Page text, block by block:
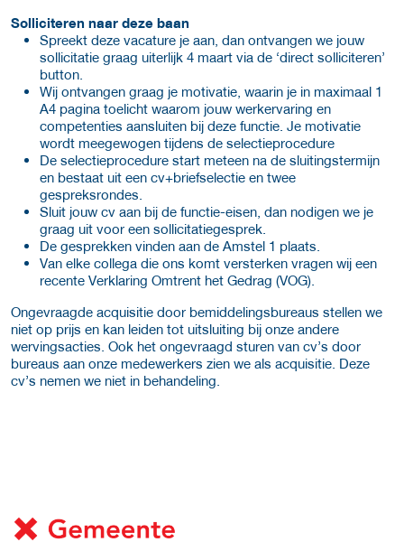
Solliciteren naar deze baan
Spreekt deze vacature je aan, dan ontvangen we jouw
sollicitatie graag uiterlijk 4 maart via de ‘direct solliciteren’
button.
Wij ontvangen graag je motivatie, waarin je in maximaal 1
A4 pagina toelicht waarom jouw werkervaring en
competenties aansluiten bij deze functie. Je motivatie
wordt meegewogen tijdens de selectieprocedure
De selectieprocedure start meteen na de sluitingstermijn
en bestaat uit een cv+briefselectie en twee
gespreksrondes.
Sluit jouw cv aan bij de functie-eisen, dan nodigen we je
graag uit voor een sollicitatiegesprek.
De gesprekken vinden aan de Amstel 1 plaats.
Van elke collega die ons komt versterken vragen wij een
recente Verklaring Omtrent het Gedrag (VOG).
Ongevraagde acquisitie door bemiddelingsbureaus stellen we
niet op prijs en kan leiden tot uitsluiting bij onze andere
wervingsacties. Ook het ongevraagd sturen van cv’s door
bureaus aan onze medewerkers zien we als acquisitie. Deze
cv’s nemen we niet in behandeling.